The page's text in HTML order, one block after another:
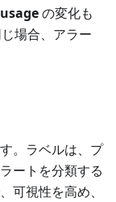
usageの変化も
場合、アラー
。ラベルは、プ
ートを分類する
可視性を高め、